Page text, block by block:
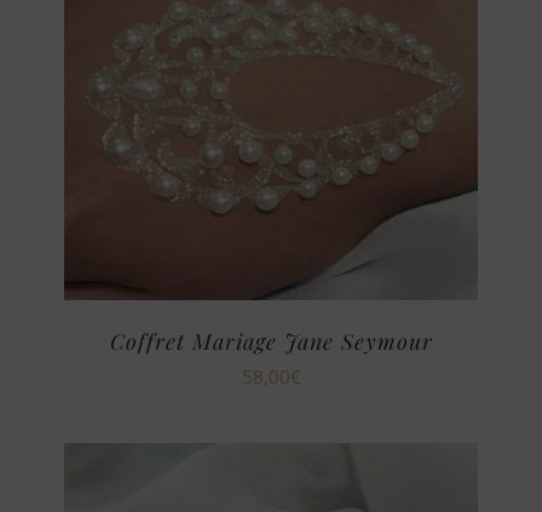
Coffret Mariage Jane Seymour
58,00€